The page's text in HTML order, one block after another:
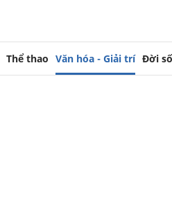
Thể thao Văn hóa - Giải trí Đời